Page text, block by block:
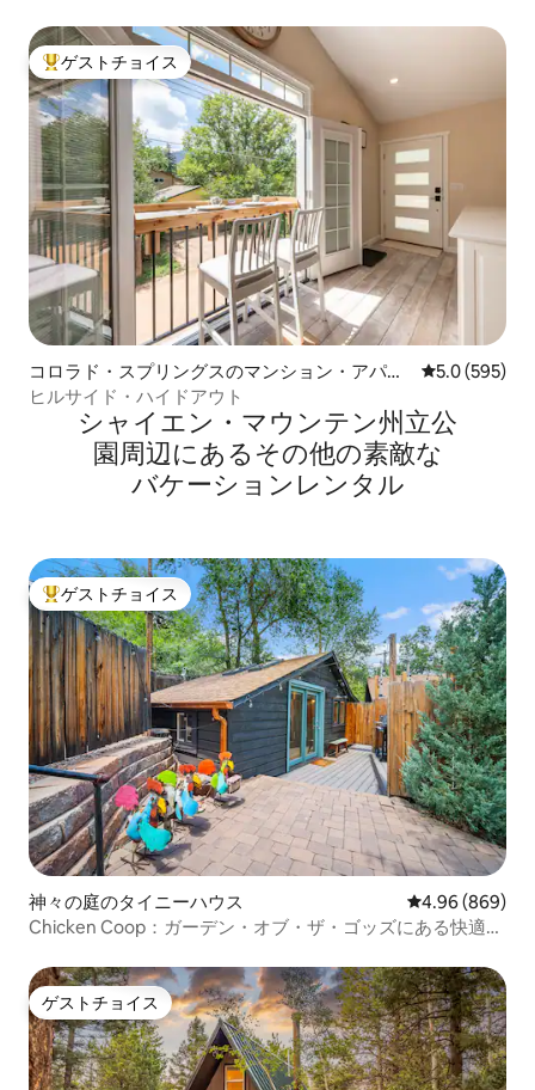
大好評のゲストチョイスです。
ゲストチョイス
コロラド・スプリングスのマンション・アパー
ト
レビュー595
5.0 (595)
ヒルサイド・ハイドアウト
シャイエン・マウンテン州立公
園⁠周⁠辺⁠に⁠あ⁠るそ⁠の⁠他⁠の素⁠敵⁠な
バ⁠ケ⁠ー⁠シ⁠ョ⁠ン⁠レ⁠ン⁠タ⁠ル
大好評のゲストチョイスです。
ゲストチョイス
神々の庭のタイニーハウス レビュー869件
4.96 (869)
Chicken Coop：ガーデン・オブ・ザ・ゴッズにある快適な
ゲストチョイス
ゲストチョイス